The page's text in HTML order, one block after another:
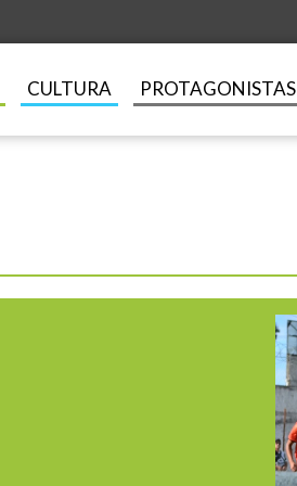
CULTURA PROTAGONISTAS